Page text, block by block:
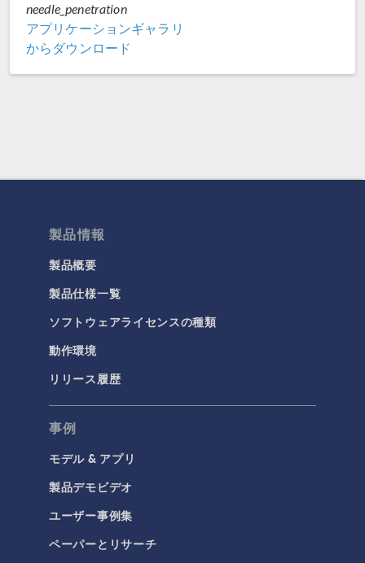
needle_penetration
アプリケーションギャラリ
からダウンロード
製品情報
製品概要
製品仕様一覧
ソフトウェアライセンスの種類
動作環境
リリース履歴
事例
モデル & アプリ
製品デモビデオ
ユーザー事例集
ペーパーとリサーチ